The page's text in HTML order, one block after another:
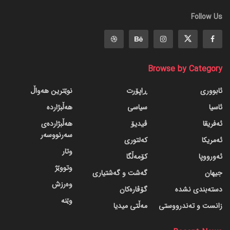
Follow Us
Browse by Category
ئابووری
ئاسیا
ئەفریقا
ئەمریکا
ئەورووپا
جیهان
دسته‌بندی نشده
زانست و تەندرووستی
ڕاپۆرت
سیاسی
ڤیدیۆ
کەلتوری
کۆمەڵگا
گه‌شت و گه‌شتیاری
گۆڤاره‌کان
مەڵتی میدیا
نوێترین هەواڵ
هەڵبژاردە
هەڵبژاردەی
سەرنووسەر
وتار
وتووێژ
وەرزش
وێنە